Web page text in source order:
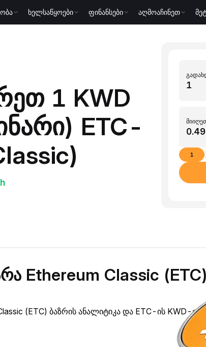
ხელსაწყოები ფინანსები აღმოაჩინეთ
1 KWD
ETC-
1
Ethereum Classic (ETC)
(ETC) ბაზრის ანალიტიკა და ETC-ის KWD-